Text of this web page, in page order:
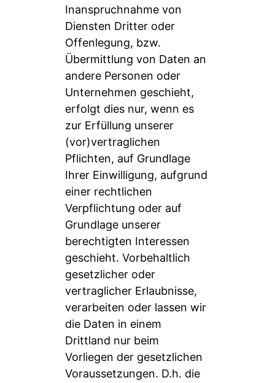
Inanspruchnahme von
Diensten Dritter oder
Offenlegung, bzw.
Übermittlung von Daten an
andere Personen oder
Unternehmen geschieht,
erfolgt dies nur, wenn es
zur Erfüllung unserer
(vor)vertraglichen
Pflichten, auf Grundlage
Ihrer Einwilligung, aufgrund
einer rechtlichen
Verpflichtung oder auf
Grundlage unserer
berechtigten Interessen
geschieht. Vorbehaltlich
gesetzlicher oder
vertraglicher Erlaubnisse,
verarbeiten oder lassen wir
die Daten in einem
Drittland nur beim
Vorliegen der gesetzlichen
Voraussetzungen. D.h. die